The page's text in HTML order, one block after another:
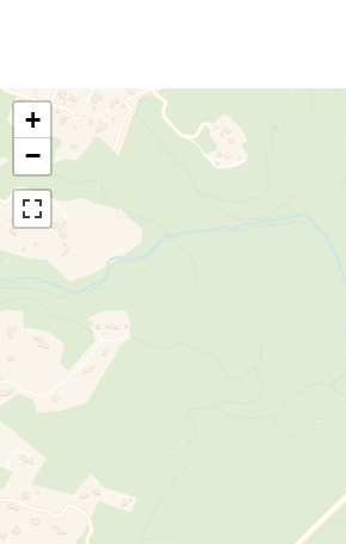
+
−